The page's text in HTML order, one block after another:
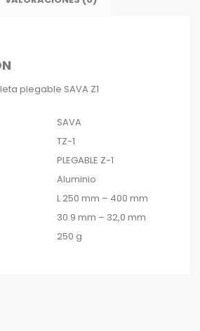
plegable SAVA Z1
SAVA
TZ-1
PLEGABLE Z-1
Aluminio
L 250 mm – 400 mm
30.9 mm – 32,0 mm
250 g